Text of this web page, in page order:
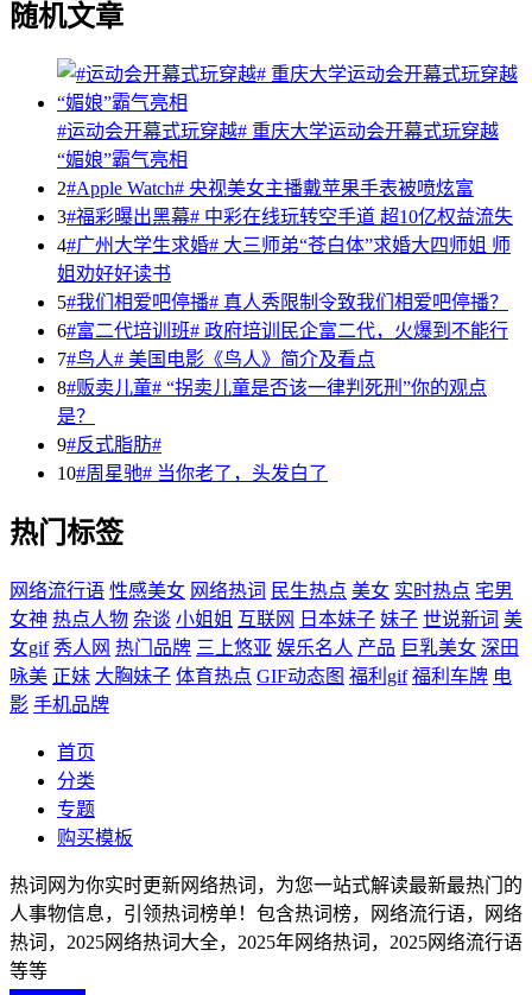
随机文章
#运动会开幕式玩穿越# 重庆大学运动会开幕式玩穿越
“媚娘”霸气亮相
2#Apple Watch# 央视美女主播戴苹果手表被喷炫富
3#福彩曝出黑幕# 中彩在线玩转空手道 超10亿权益流失
4#广州大学生求婚# 大三师弟“苍白体”求婚大四师姐 师
姐劝好好读书
5#我们相爱吧停播# 真人秀限制令致我们相爱吧停播？
6#富二代培训班# 政府培训民企富二代，火爆到不能行
7#鸟人# 美国电影《鸟人》简介及看点
8#贩卖儿童# “拐卖儿童是否该一律判死刑”你的观点
是？
9#反式脂肪#
10#周星驰# 当你老了，头发白了
热门标签
网络流行语 性感美女 网络热词 民生热点 美女 实时热点 宅男
女神 热点人物 杂谈 小姐姐 互联网 日本妹子 妹子 世说新词 美
女gif 秀人网 热门品牌 三上悠亚 娱乐名人 产品 巨乳美女 深田
咏美 正妹 大胸妹子 体育热点 GIF动态图 福利gif 福利车牌 电
影 手机品牌
首页
分类
专题
购买模板
热词网为你实时更新网络热词，为您一站式解读最新最热门的
人事物信息，引领热词榜单！包含热词榜，网络流行语，网络
热词，2025网络热词大全，2025年网络热词，2025网络流行语
等等